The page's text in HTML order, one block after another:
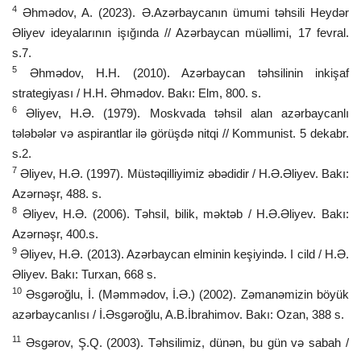
4 Əhmədov, A. (2023). Ə.Azərbaycanın ümumi təhsili Heydər
Əliyev ideyalarının işığında // Azərbaycan müəllimi, 17 fevral.
s.7.
5
Əhmədov, H.H. (2010). Azərbaycan təhsilinin inkişaf
strategiyası / H.H. Əhmədov. Bakı: Elm, 800. s.
6
Əliyev, H.Ə. (1979). Moskvada təhsil alan azərbaycanlı
tələbələr və aspirantlar ilə görüşdə nitqi // Kommunist. 5 dekabr.
s.2.
7 Əliyev, H.Ə. (1997). Müstəqilliyimiz əbədidir / H.Ə.Əliyev. Bakı:
Azərnəşr, 488. s.
8 Əliyev, H.Ə. (2006). Təhsil, bilik, məktəb / H.Ə.Əliyev. Bakı:
Azərnəşr, 400.s.
9 Əliyev, H.Ə. (2013). Azərbaycan elminin keşiyində. I cild / H.Ə.
Əliyev. Bakı: Turxan, 668 s.
10 Əsgəroğlu, İ. (Məmmədov, İ.Ə.) (2002). Zəmanəmizin böyük
azərbaycanlısı / İ.Əsgəroğlu, A.B.İbrahimov. Bakı: Ozan, 388 s.
11 Əsgərov, Ş.Q. (2003). Təhsilimiz, dünən, bu gün və sabah /